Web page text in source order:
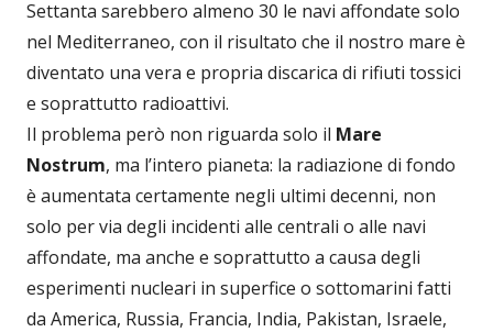
Settanta sarebbero almeno 30 le navi affondate solo
nel Mediterraneo, con il risultato che il nostro mare è
diventato una vera e propria discarica di rifiuti tossici
e soprattutto radioattivi.
Il problema però non riguarda solo il Mare
Nostrum, ma l’intero pianeta: la radiazione di fondo
è aumentata certamente negli ultimi decenni, non
solo per via degli incidenti alle centrali o alle navi
affondate, ma anche e soprattutto a causa degli
esperimenti nucleari in superfice o sottomarini fatti
da America, Russia, Francia, India, Pakistan, Israele,